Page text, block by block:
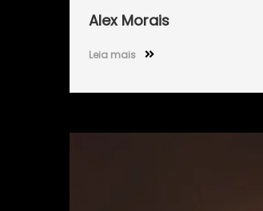
Alex Morais
Leia mais